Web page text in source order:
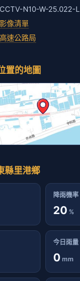
N10-W-25.022-L
像清單
速公路局
置的地圖
縣里港鄉
降雨機率
20 %
今日雨量
0 mm